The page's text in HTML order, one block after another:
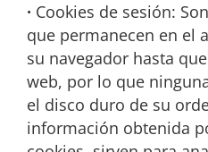
· Cookies de sesión:
que permanecen en el
su navegador hasta
web, por lo que
el disco duro de su
información obtenida